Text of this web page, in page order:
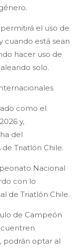
el uso de
cuando está sean
hacer uso de
solo.
como el
y,
del
Triatlón Chile.
Nacional
con lo
de Triatlón Chile.
de Campeón
podrán optar al